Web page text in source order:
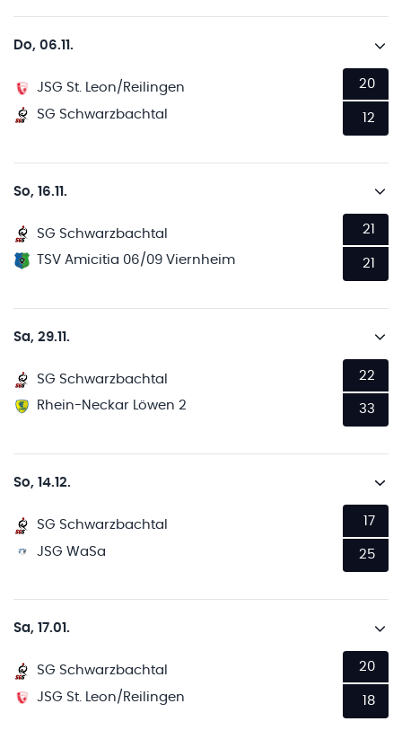
Do, 06.11.
JSG St. Leon/Reilingen
SG Schwarzbachtal
20
12
So, 16.11.
SG Schwarzbachtal
TSV Amicitia 06/09 Viernheim
21
21
Sa, 29.11.
SG Schwarzbachtal
Rhein-Neckar Löwen 2
22
33
So, 14.12.
SG Schwarzbachtal
JSG WaSa
17
25
Sa, 17.01.
SG Schwarzbachtal
JSG St. Leon/Reilingen
20
18